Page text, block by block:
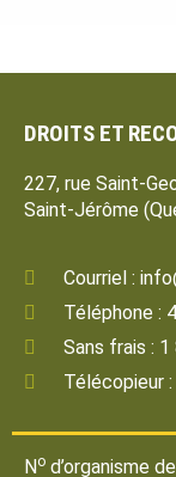
DROITS ET
227, rue Saint-
Saint-Jérôme
Courriel :
Téléphone :
Sans frais :
Télécopieur
No d’organisme